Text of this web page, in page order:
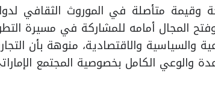
وقيمة متأصلة في الموروث الثقافي
المجال أمامه للمشاركة في مسيرة
والسياسية والاقتصادية، منوهة بأن
والوعي الكامل بخصوصية المجتمع